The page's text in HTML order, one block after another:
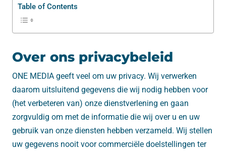
Table of Contents
Over ons privacybeleid
ONE MEDIA geeft veel om uw privacy. Wij verwerken
daarom uitsluitend gegevens die wij nodig hebben voor
(het verbeteren van) onze dienstverlening en gaan
zorgvuldig om met de informatie die wij over u en uw
gebruik van onze diensten hebben verzameld. Wij stellen
uw gegevens nooit voor commerciële doelstellingen ter